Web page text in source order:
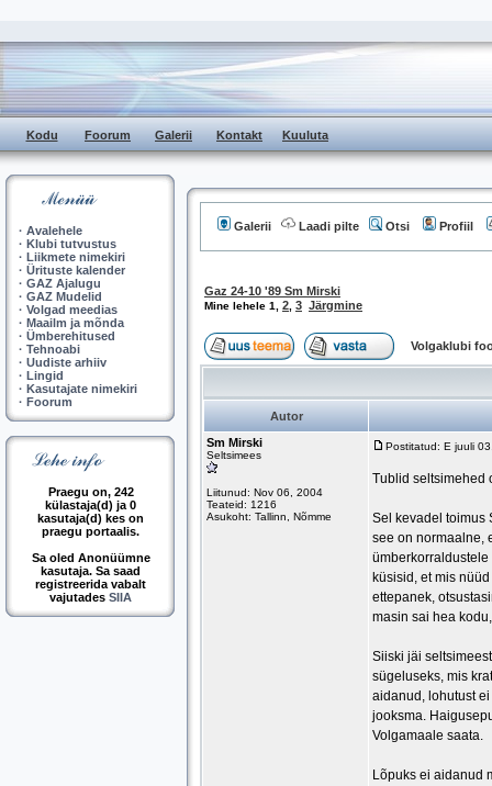
Kodu Foorum Galerii Kontakt Kuuluta
· Avalehele
· Klubi tutvustus
· Liikmete nimekiri
· Ürituste kalender
· GAZ Ajalugu
· GAZ Mudelid
· Volgad meedias
· Maailm ja mõnda
· Ümberehitused
· Tehnoabi
· Uudiste arhiiv
· Lingid
· Kasutajate nimekiri
· Foorum
Praegu on, 242
külastaja(d) ja 0
kasutaja(d) kes on
praegu portaalis.
Sa oled Anonüümne
kasutaja. Sa saad
registreerida vabalt
vajutades SIIA
Galerii Laadi pilte Otsi Profiil
Gaz 24-10 '89 Sm Mirski
Mine lehele 1 2 3 Järgmine
Volgaklubi
Autor
Sm Mirski
Seltsimees
Liitunud: Nov 06, 2004
Teateid: 1216
Asukoht: Tallinn, Nõmme
Postitatud: E juuli
Tublid seltsimehed
Sel kevadel toimus
see on normaalne,
küsisid, et mis
ettepanek,
masin sai hea
Siiski jäi
sügeluseks, mis
aidanud, lohutust
jooksma.
Volgamaale saata.
Lõpuks ei aidanud